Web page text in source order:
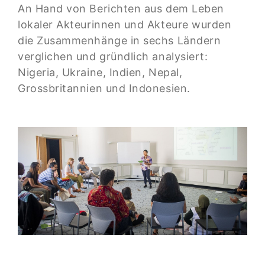
An Hand von Berichten aus dem Leben
lokaler Akteurinnen und Akteure wurden
die Zusammenhänge in sechs Ländern
verglichen und gründlich analysiert:
Nigeria, Ukraine, Indien, Nepal,
Grossbritannien und Indonesien.